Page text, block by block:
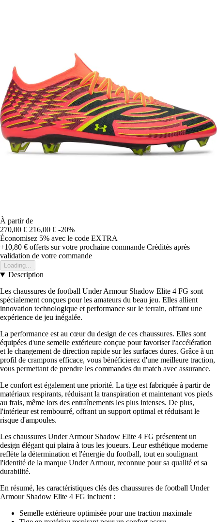
À partir de
270,00 € 216,00 € -20%
Économisez 5% avec le code EXTRA
+10,80 € offerts sur votre prochaine commande Crédités après
validation de votre commande
Loading...
Description
Les chaussures de football Under Armour Shadow Elite 4 FG sont
spécialement conçues pour les amateurs du beau jeu. Elles allient
innovation technologique et performance sur le terrain, offrant une
expérience de jeu inégalée.
La performance est au cœur du design de ces chaussures. Elles sont
équipées d'une semelle extérieure conçue pour favoriser l'accélération
et le changement de direction rapide sur les surfaces dures. Grâce à un
profil de crampons efficace, vous bénéficierez d'une meilleure traction,
vous permettant de prendre les commandes du match avec assurance.
Le confort est également une priorité. La tige est fabriquée à partir de
matériaux respirants, réduisant la transpiration et maintenant vos pieds
au frais, même lors des entraînements les plus intenses. De plus,
l'intérieur est rembourré, offrant un support optimal et réduisant le
risque d'ampoules.
Les chaussures Under Armour Shadow Elite 4 FG présentent un
design élégant qui plaira à tous les joueurs. Leur esthétique moderne
reflète la détermination et l'énergie du football, tout en soulignant
l'identité de la marque Under Armour, reconnue pour sa qualité et sa
durabilité.
En résumé, les caractéristiques clés des chaussures de football Under
Armour Shadow Elite 4 FG incluent :
Semelle extérieure optimisée pour une traction maximale